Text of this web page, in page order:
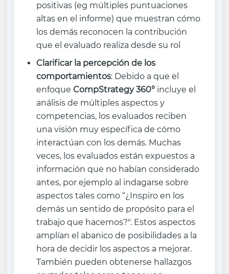
positivas (eg múltiples puntuaciones
altas en el informe) que muestran cómo
los demás reconocen la contribución
que el evaluado realiza desde su rol
Clarificar la percepción de los
comportamientos: Debido a que el
enfoque CompStrategy 360° incluye el
análisis de múltiples aspectos y
competencias, los evaluados reciben
una visión muy específica de cómo
interactúan con los demás. Muchas
veces, los evaluados están expuestos a
información que no habían considerado
antes, por ejemplo al indagarse sobre
aspectos tales como “¿Inspiro en los
demás un sentido de propósito para el
trabajo que hacemos?". Estos aspectos
amplían el abanico de posibilidades a la
hora de decidir los aspectos a mejorar.
También pueden obtenerse hallazgos